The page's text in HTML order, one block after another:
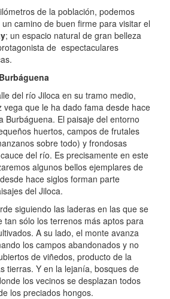
de la población, podemos
camino de buen firme para visitar el
; un espacio natural de gran belleza
de espectaculares
del río Jiloca en su tramo medio,
vega que le ha dado fama desde hace
Burbáguena. El paisaje del entorno
huertos, campos de frutales
sobre todo) y frondosas
del río. Es precisamente en este
algunos bellos ejemplares de
hace siglos forman parte
del Jiloca.
siguiendo las laderas en las que se
tan sólo los terrenos más aptos para
A su lado, el monte avanza
los campos abandonados y no
de viñedos, producto de la
tierras. Y en la lejanía, bosques de
los vecinos se desplazan todos
los preciados hongos.